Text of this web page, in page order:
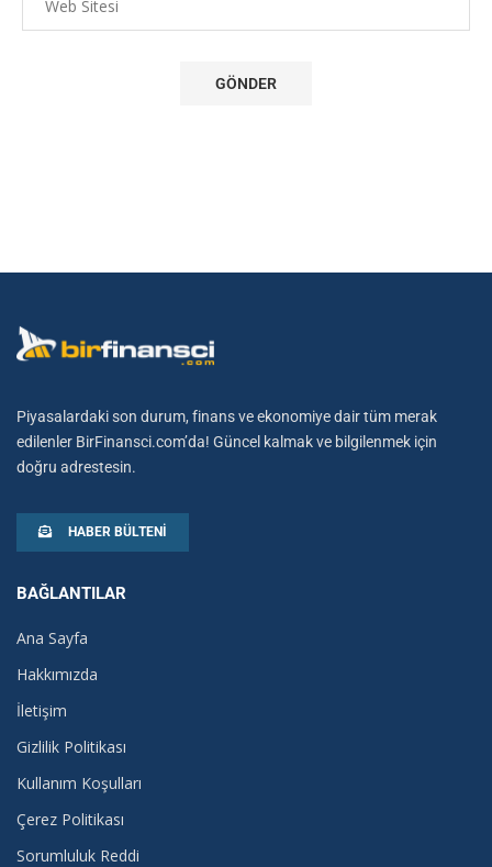
Piyasalardaki son durum, finans ve ekonomiye dair tüm merak
edilenler BirFinansci.com’da! Güncel kalmak ve bilgilenmek için
doğru adrestesin.
HABER BÜLTENI
BAĞLANTILAR
Ana Sayfa
Hakkımızda
İletişim
Gizlilik Politikası
Kullanım Koşulları
Çerez Politikası
Sorumluluk Reddi